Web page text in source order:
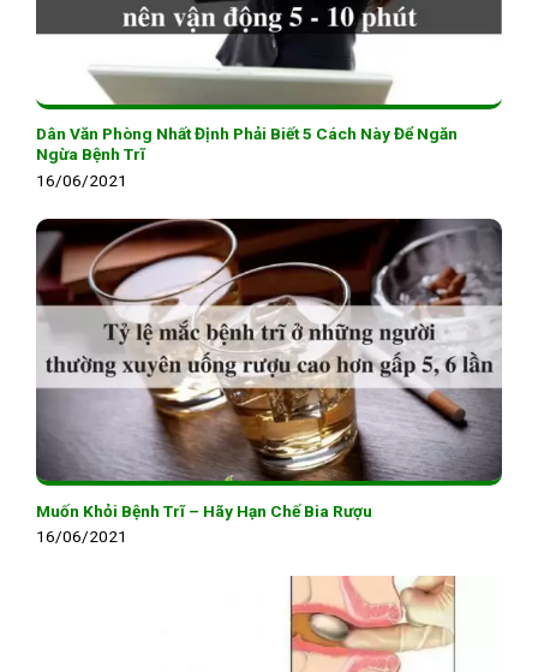
Dân Văn Phòng Nhất Định Phải Biết 5 Cách Này Để Ngăn
Ngừa Bệnh Trĩ
16/06/2021
Muốn Khỏi Bệnh Trĩ – Hãy Hạn Chế Bia Rượu
16/06/2021